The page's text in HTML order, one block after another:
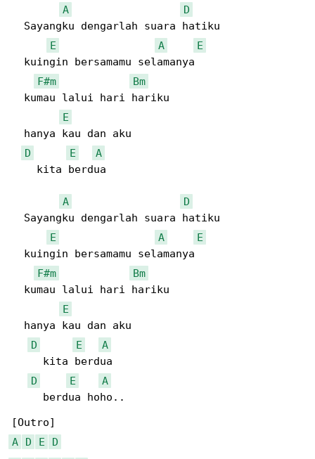
A
D
Sayangku dengarlah suara hatiku
E
A
E
kuingin bersamamu selamanya
F#m
Bm
kumau lalui hari hariku
E
hanya kau dan aku
D
E
A
kita berdua
A
D
Sayangku dengarlah suara hatiku
E
A
E
kuingin bersamamu selamanya
F#m
Bm
kumau lalui hari hariku
E
hanya kau dan aku
D
E
A
kita berdua
D
E
A
berdua hoho..
A
D E
D